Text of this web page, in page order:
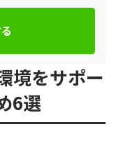
境をサポー
6選